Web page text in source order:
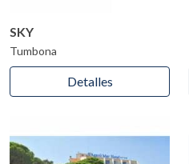
SKY
Tumbona
Detalles